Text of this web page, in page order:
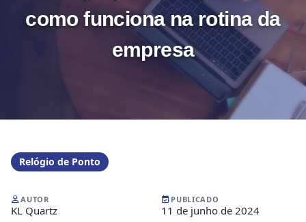
como funciona na rotina da
empresa
Relógio de Ponto
AUTOR
KL Quartz
PUBLICADO
11 de junho de 2024